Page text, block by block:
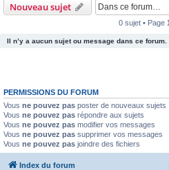
Nouveau sujet
0 sujet • Page
Il n’y a aucun sujet ou message dans ce forum.
PERMISSIONS DU FORUM
Vous ne pouvez pas poster de nouveaux sujets
Vous ne pouvez pas répondre aux sujets
Vous ne pouvez pas modifier vos messages
Vous ne pouvez pas supprimer vos messages
Vous ne pouvez pas joindre des fichiers
Index du forum